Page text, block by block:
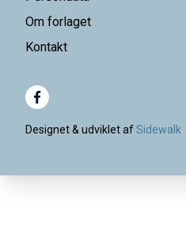
Om forlaget
Kontakt
Designet & udviklet afSidewalk